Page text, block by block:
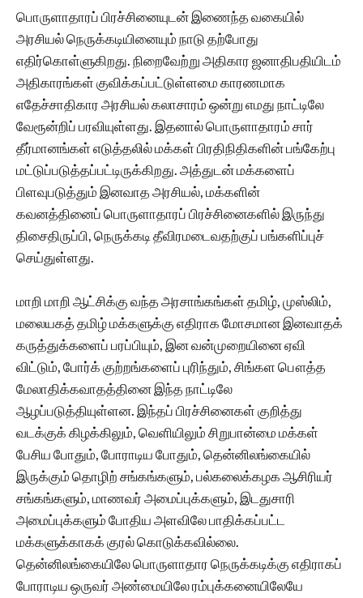
பொருளாதாரப் பிரச்சினையுடன் இணைந்த வகையில்
அரசியல் நெருக்கடியினையும் நாடு தற்போது
எதிர்கொள்ளுகிறது. நிறைவேற்று அதிகார ஜனாதிபதியிடம்
அதிகாரங்கள் குவிக்கப்பட்டுள்ளமை காரணமாக
எதேச்சாதிகார‌ அரசியல் கலாசாரம் ஒன்று எமது நாட்டிலே
வேரூன்றிப் பரவியுள்ளது. இதனால் பொருளாதாரம் சார்
தீர்மானங்கள் எடுத்தலில் மக்கள் பிரதிநிதிகளின் பங்கேற்பு
மட்டுப்படுத்தப்பட்டிருக்கிறது. அத்துடன் மக்களைப்
பிளவுபடுத்தும் இனவாத அரசியல், மக்களின்
கவனத்தினைப் பொருளாதாரப் பிரச்சினைகளில் இருந்து
திசைதிருப்பி, நெருக்கடி தீவிரமடைவதற்குப் பங்களிப்புச்
செய்துள்ளது.
மாறி மாறி ஆட்சிக்கு வந்த அரசாங்கங்கள் தமிழ், முஸ்லிம்,
மலையகத் தமிழ் மக்களுக்கு எதிராக மோசமான இனவாதக்
கருத்துக்களைப் பரப்பியும், இன வன்முறையினை ஏவி
விட்டும், போர்க் குற்றங்களைப் புரிந்தும், சிங்கள பௌத்த
மேலாதிக்கவாதத்தினை இந்த நாட்டிலே
ஆழப்படுத்தியுள்ளன. இந்தப் பிரச்சினைகள் குறித்து
வடக்குக் கிழக்கிலும், வெளியிலும் சிறுபான்மை மக்கள்
பேசிய போதும், போராடிய போதும், தென்னிலங்கையில்
இருக்கும் தொழிற் சங்கங்களும், பல்கலைக்கழக ஆசிரியர்
சங்கங்களும், மாணவர் அமைப்புக்களும், இடதுசாரி
அமைப்புக்களும் போதிய அளவிலே பாதிக்கப்பட்ட
மக்களுக்காகக் குரல் கொடுக்கவில்லை.
தென்னிலங்கையிலே பொருளாதார நெருக்கடிக்கு எதிராகப்
போராடிய ஒருவர் அண்மையிலே ரம்புக்கனையிலேயே